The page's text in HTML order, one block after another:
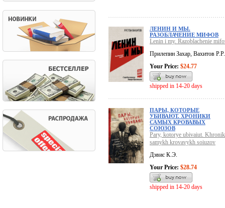
ЛЕНИН И МЫ.
РАЗОБЛАЧЕНИЕ МИФОВ
Lenin i my. Razoblachenie
Прилепин Захар, Вахитов Р.Р.
Your Price: $24.77
shipped in 14-20 days
ПАРЫ, КОТОРЫЕ
УБИВАЮТ. ХРОНИКИ
САМЫХ КРОВАВЫХ
СОЮЗОВ
Pary, kotorye ubivaiut.
samykh krovavykh soiuzov
Дэвис К.Э.
Your Price: $28.74
shipped in 14-20 days